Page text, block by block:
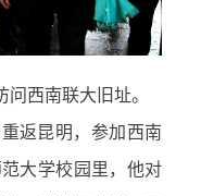
问西南联大旧址。
返昆明，参加西南
大学校园里，他对